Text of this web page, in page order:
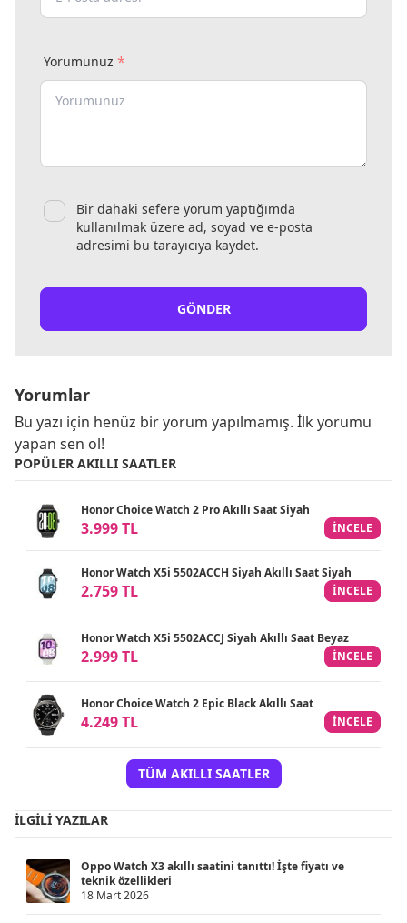
Yorumunuz *
Bir dahaki sefere yorum yaptığımda
kullanılmak üzere ad, soyad ve e-posta
adresimi bu tarayıcıya kaydet.
GÖNDER
Yorumlar
Bu yazı için henüz bir yorum yapılmamış. İlk yorumu
yapan sen ol!
POPÜLER AKILLI SAATLER
Honor Choice Watch 2 Pro Akıllı Saat Siyah
3.999 TL INCELE
Honor Watch X5i 5502ACCH Siyah Akıllı Saat Siyah
2.759 TL INCELE
Honor Watch X5i 5502ACCJ Siyah Akıllı Saat Beyaz
2.999 TL INCELE
Honor Choice Watch 2 Epic Black Akıllı Saat
4.249 TL INCELE
TÜM AKILLI SAATLER
İLGILI YAZILAR
Oppo Watch X3 akıllı saatini tanıttı! İşte fiyatı ve
teknik özellikleri
18 Mart 2026